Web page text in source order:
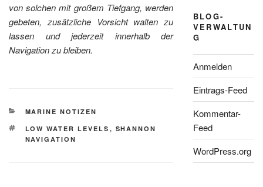
von solchen mit großem Tiefgang, werden
gebeten, zusätzliche Vorsicht walten zu
lassen und jederzeit innerhalb der
Navigation zu bleiben.
KATEGORIEN
MARINE NOTIZEN
SCHLAGWÖRTER
LOW WATER LEVELS , SHANNON
NAVIGATION
BLOG-
VERWALTUN
G
Anmelden
Eintrags-Feed
Kommentar-
Feed
WordPress.org